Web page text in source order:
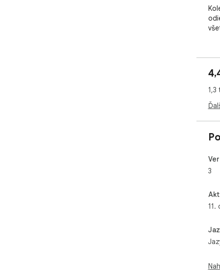
1,3
3
11.